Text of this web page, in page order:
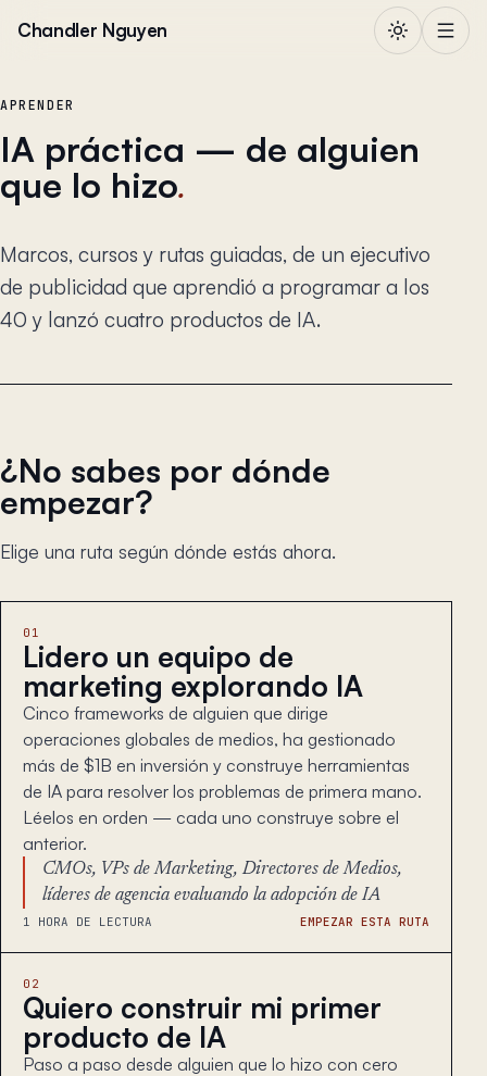
Chandler Nguyen
APRENDER
IA práctica — de alguien
que lo hizo.
Marcos, cursos y rutas guiadas, de un ejecutivo
de publicidad que aprendió a programar a los
40 y lanzó cuatro productos de IA.
¿No sabes por dónde
empezar?
Elige una ruta según dónde estás ahora.
01
Lidero un equipo de
marketing explorando IA
Cinco frameworks de alguien que dirige
operaciones globales de medios, ha gestionado
más de $1B en inversión y construye herramientas
de IA para resolver los problemas de primera mano.
Léelos en orden — cada uno construye sobre el
anterior.
CMOs, VPs de Marketing, Directores de Medios,
líderes de agencia evaluando la adopción de IA
1 HORA DE LECTURA EMPEZAR ESTA RUTA
02
Quiero construir mi primer
producto de IA
Paso a paso desde alguien que lo hizo con cero